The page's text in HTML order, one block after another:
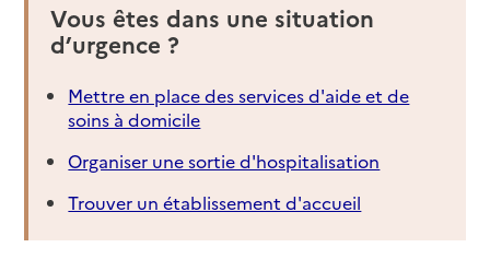
Vous êtes dans une situation
d’urgence ?
Mettre en place des services d'aide et de
soins à domicile
Organiser une sortie d'hospitalisation
Trouver un établissement d'accueil